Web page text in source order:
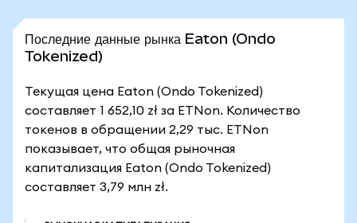
Последние данные рынка Eaton (Ondo
Tokenized)
Текущая цена Eaton (Ondo Tokenized)
составляет 1 652,10 zł за ETNon. Количество
токенов в обращении 2,29 тыс. ETNon
показывает, что общая рыночная
капитализация Eaton (Ondo Tokenized)
составляет 3,79 млн zł.